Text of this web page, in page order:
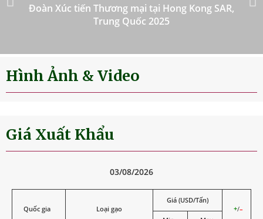
Đoàn Xúc tiến Thương mại tại Hong Kong SAR,
Trung Quốc 2025
Hình Ảnh & Video
Giá Xuất Khẩu
03/08/2026
Quốc gia Loại gạo
Giá (USD/Tấn)
+/–